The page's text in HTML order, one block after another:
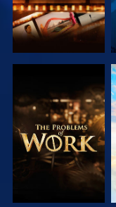
UTFORSKA
SERIEN